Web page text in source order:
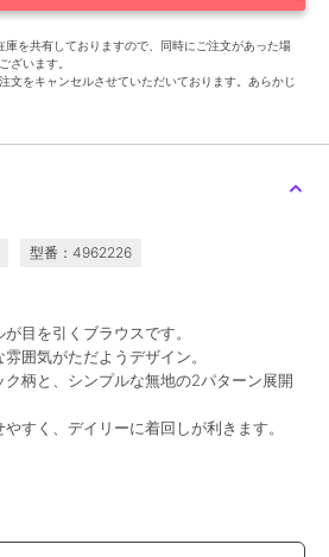
ポンポネットジュニア
ドカラーブラウス
¥5,676
ポンポネットジュニア
ンナーTセット
¥
6,996
×フォトロゴTシャツ
¥8,195
カットソーシャツ
¥8,393
SALE
を共有しておりますので、同時にご注文があった場
ざいます。
文をキャンセルさせていただいております。あらかじ
型番：4962226
目を引くブラウスです。
囲気がただようデザイン。
柄と、シンプルな無地の2パターン展開
すく、デイリーに着回しが利きます。